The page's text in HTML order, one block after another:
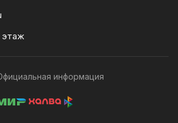
этаж
информация